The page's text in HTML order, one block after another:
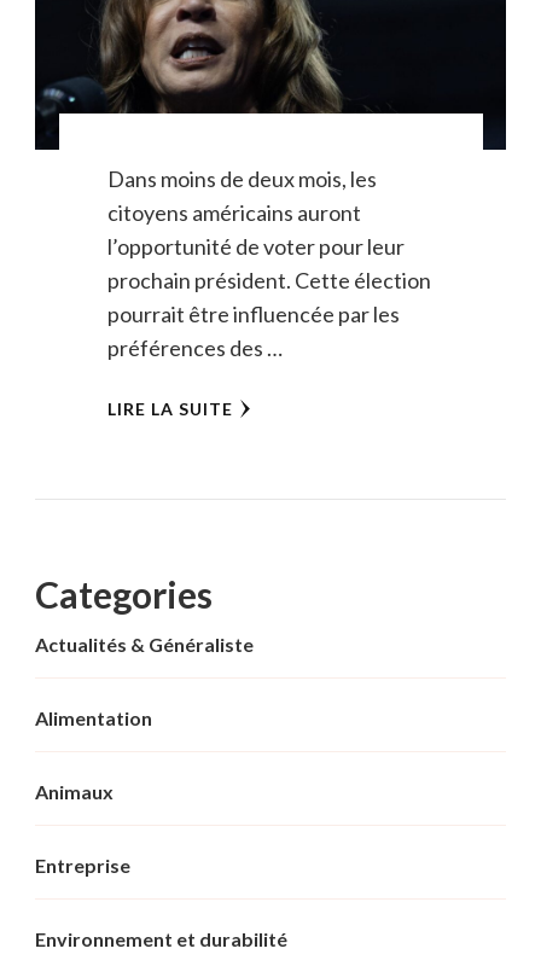
Dans moins de deux mois, les
citoyens américains auront
l’opportunité de voter pour leur
prochain président. Cette élection
pourrait être influencée par les
préférences des …
LIRE LA SUITE
Categories
Actualités & Généraliste
Alimentation
Animaux
Entreprise
Environnement et durabilité